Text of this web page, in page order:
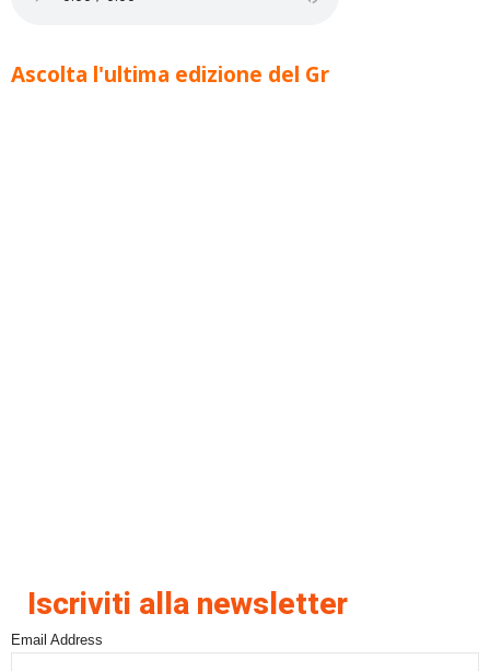
Ascolta l'ultima edizione del Gr
Iscriviti alla newsletter
Email Address